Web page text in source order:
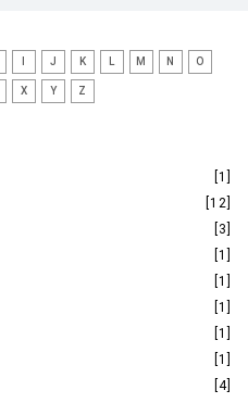
J K M N O
X Y Z
[1]
[12]
[3]
[1]
[1]
[1]
[1]
[1]
[4]